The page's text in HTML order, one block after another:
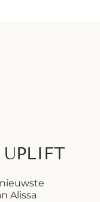
Alissa